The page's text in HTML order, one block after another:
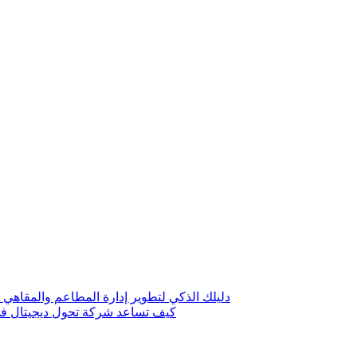
دليلك الذكي لتطوير إدارة المطاعم
كيف تساعد شركة تحول ديجيتال